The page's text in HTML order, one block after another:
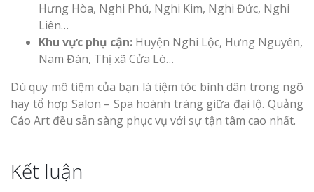
Hưng Hòa, Nghi Phú, Nghi Kim, Nghi Đức, Nghi
Liên…
Khu vực phụ cận: Huyện Nghi Lộc, Hưng Nguyên,
Nam Đàn, Thị xã Cửa Lò…
Dù quy mô tiệm của bạn là tiệm tóc bình dân trong ngõ
hay tổ hợp Salon – Spa hoành tráng giữa đại lộ. Quảng
Cáo Art đều sẵn sàng phục vụ với sự tận tâm cao nhất.
Kết luận